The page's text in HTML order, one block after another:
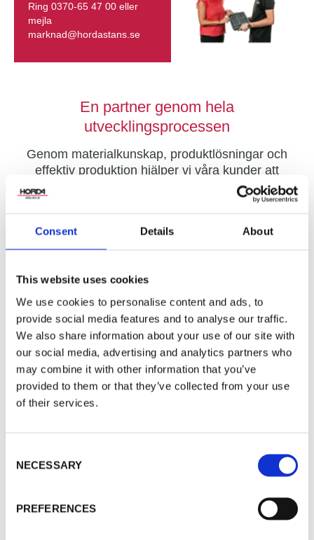
Consent Details About
This website uses cookies
We use cookies to personalise content and ads, to
provide social media features and to analyse our traffic.
We also share information about your use of our site with
our social media, advertising and analytics partners who
may combine it with other information that you’ve
provided to them or that they’ve collected from your use
of their services.
Selection
NECESSARY
PREFERENCES
Ring 0370-65 47 00 eller
mejla
marknad@hordastans.se
En partner genom hela
utvecklingsprocessen
Genom materialkunskap, produktlösningar och
effektiv produktion hjälper vi våra kunder att
skapa kostnadseffektiva och hållbara lösningar.
Vår erfarenhet, flexibilitet och snabba
idé till färdig produkt.
RÄTT PRODUKT FÖR RÄTT ÄNDAMÅL OCH MILJÖ
PRODUKT
Produktlösningar
MATERIAL